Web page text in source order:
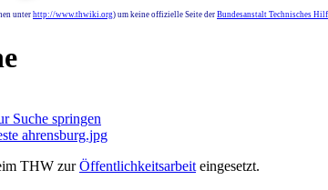
unter http://www.thwiki.org) um keine offizielle Seite der Bundesanstalt Technisches
Suche springen
THW zurÖffentlichkeitsarbeit eingesetzt.